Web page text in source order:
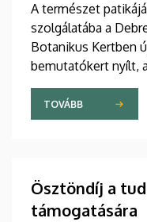
A természet
szolgálatába a
Botanikus Kertben
bemutatókert nyílt,
természetes
A nemzetközileg is
– a bőrbarát
M. Tóth Ildikó
tudományos
TOVÁBB
Ösztöndíj a
támogatására